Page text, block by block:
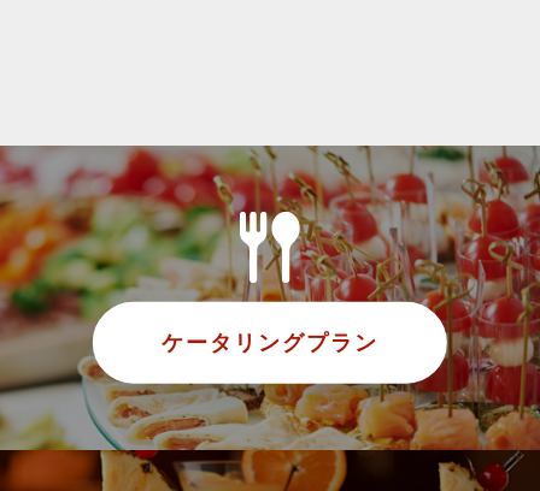
ケータリングプラン